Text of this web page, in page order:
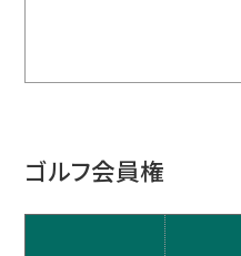
ゴルフ会員権